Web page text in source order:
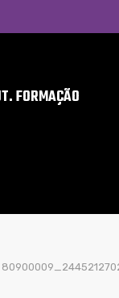
FORMAÇÃO